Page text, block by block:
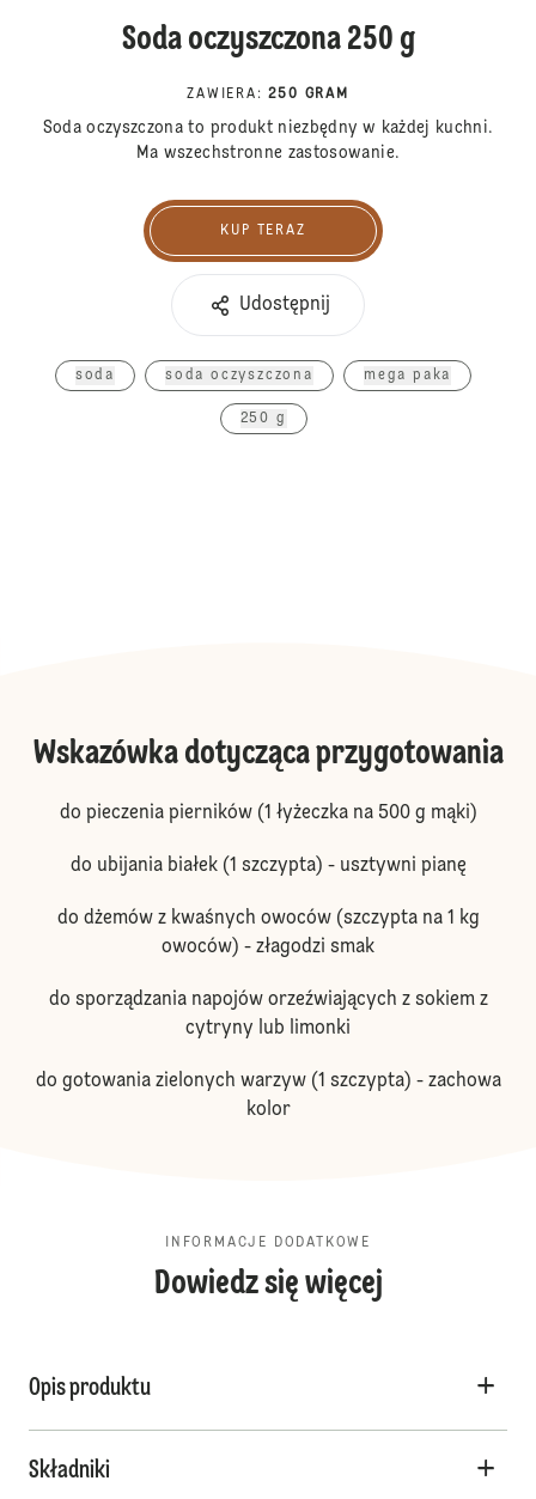
Soda oczyszczona 250 g
ZAWIERA : 250 GRAM
Soda oczyszczona to produkt niezbędny w każdej kuchni.
Ma wszechstronne zastosowanie.
Kup teraz
KUP TERAZ
Udostępnij
soda soda oczyszczona mega paka
250 g
Wskazówka dotycząca przygotowania
do pieczenia pierników (1 łyżeczka na 500 g mąki)
do ubijania białek (1 szczypta) - usztywni pianę
do dżemów z kwaśnych owoców (szczypta na 1 kg
owoców) - złagodzi smak
do sporządzania napojów orzeźwiających z sokiem z
cytryny lub limonki
do gotowania zielonych warzyw (1 szczypta) - zachowa
kolor
INFORMACJE DODATKOWE
Dowiedz się więcej
Opis produktu
Składniki